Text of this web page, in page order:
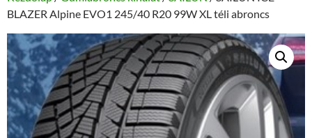
BLAZER Alpine EVO1 245/40 R20 99W XL téli abroncs